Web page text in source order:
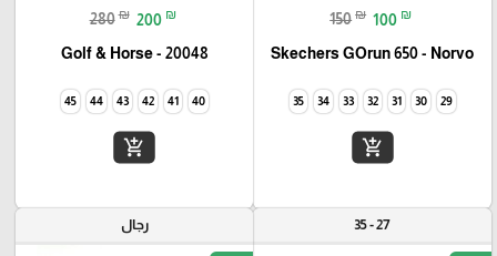
150 ₪ 100 ₪
Skechers GOrun 650 - Norvo
29
30
31
32
33
34
35
add_shopping_cart
280 ₪ 200 ₪
Golf & Horse - 20048
40
41
42
43
44
45
add_shopping_cart
27 - 35 رجال